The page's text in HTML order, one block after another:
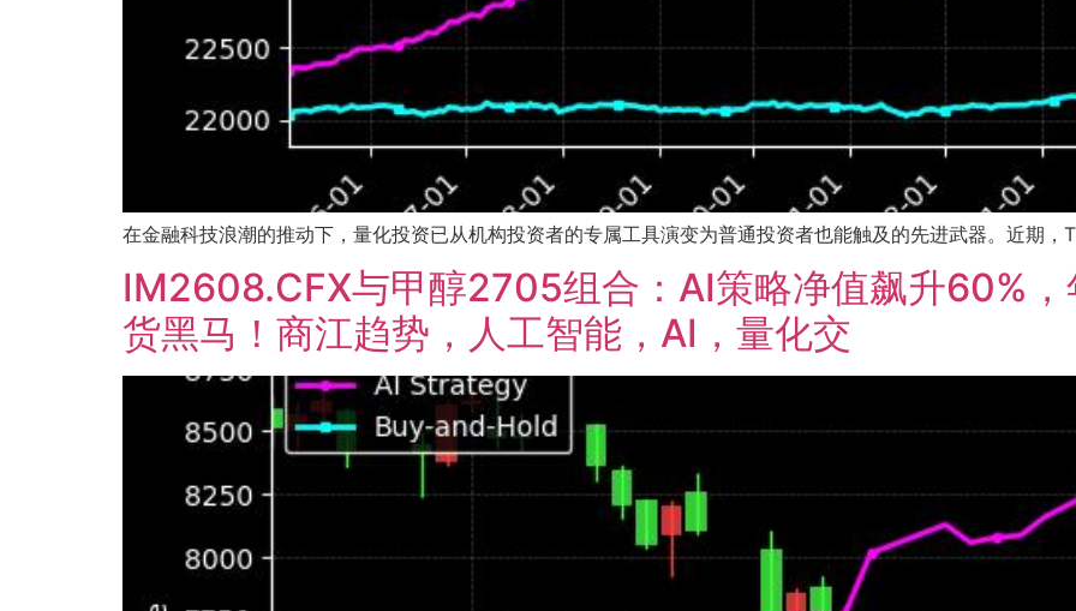
在金融科技浪潮的推动下，量化投资已从机构投资者的专属工具演变为普通投资者也能触及的先进武器。近期
IM2608.CFX与甲醇2705组合：AI策略净值飙升60%
货黑马！商江趋势，人工智能，AI，量化交